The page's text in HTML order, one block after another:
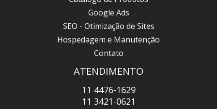
Google Ads
SEO - Otimização de Sites
Hospedagem e Manutenção
Contato
ATENDIMENTO
11 4476-1629
11 3421-0621